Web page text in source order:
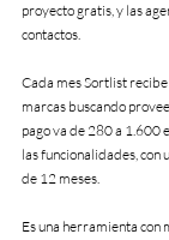
proyecto gratis, y las
contactos.
Cada mes Sortlist
marcas buscando
pago va de 280 a 1.600
las funcionalidades,
de 12 meses.
Es una herramienta con